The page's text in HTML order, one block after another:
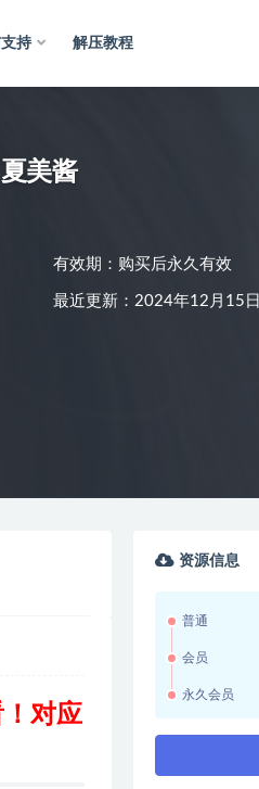
持 解压教程
美酱
有效期：购买后永久有效
最近更新：2024年12月15日
！对应
资源信息
普通
会员
永久会员